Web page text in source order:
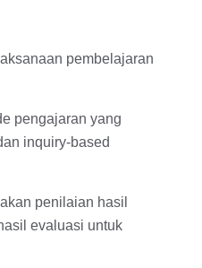
pembelajaran
pengajaran yang
inquiry-based
penilaian hasil
evaluasi untuk